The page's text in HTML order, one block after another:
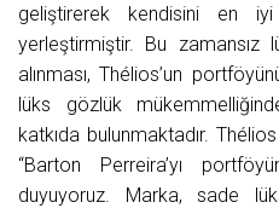
geliştirerek kendisini en iyi
yerleştirmiştir. Bu zamansız
alınması, Thélios’un
lüks gözlük
katkıda bulunmaktadır.
“Barton Perreira’yı
duyuyoruz. Marka, sade